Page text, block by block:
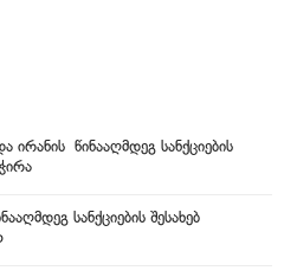
ირანის წინააღმდეგ სანქციების
სანქციების შესახებ